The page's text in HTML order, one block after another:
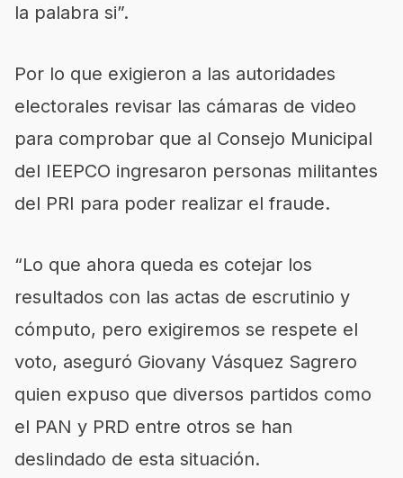
la palabra si”.
Por lo que exigieron a las autoridades
electorales revisar las cámaras de video
para comprobar que al Consejo Municipal
del IEEPCO ingresaron personas militantes
del PRI para poder realizar el fraude.
“Lo que ahora queda es cotejar los
resultados con las actas de escrutinio y
cómputo, pero exigiremos se respete el
voto, aseguró Giovany Vásquez Sagrero
quien expuso que diversos partidos como
el PAN y PRD entre otros se han
deslindado de esta situación.